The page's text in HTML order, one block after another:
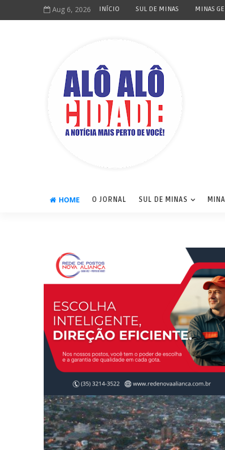
Aug 6, 2026 INÍCIO SUL DE MINAS MINAS
HOME O JORNAL SUL DE MINAS